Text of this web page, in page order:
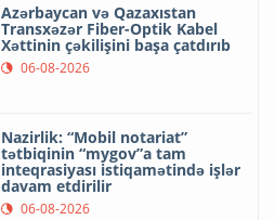
Azərbaycan və Qazaxıstan
Transxəzər Fiber-Optik Kabel
Xəttinin çəkilişini başa çatdırıb
06-08-2026
Nazirlik: “Mobil notariat”
tətbiqinin “mygov”a tam
inteqrasiyası istiqamətində işlər
davam etdirilir
06-08-2026